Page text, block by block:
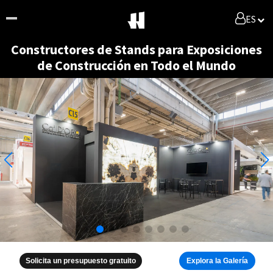
ES
Constructores de Stands para Exposiciones
de Construcción en Todo el Mundo
Solicita un presupuesto gratuito Explora la Galería